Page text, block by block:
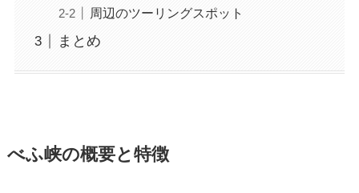
周辺のツーリングスポット
まとめ
べふ峡の概要と特徴